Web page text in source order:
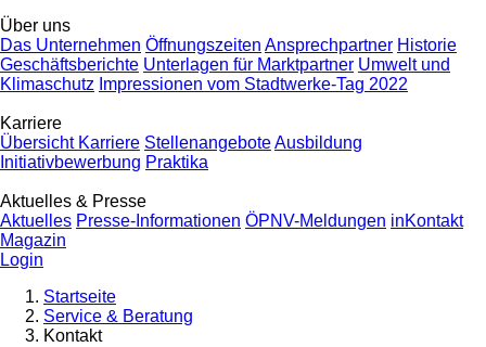
Über uns
Das Unternehmen Öffnungszeiten Ansprechpartner Historie
Geschäftsberichte Unterlagen für Marktpartner Umwelt und
Klimaschutz Impressionen vom Stadtwerke-Tag 2022
Karriere
Übersicht Karriere StellenangeboteAusbildung
Initiativbewerbung Praktika
Aktuelles & Presse
Aktuelles Presse-Informationen ÖPNV-Meldungen inKontakt
Magazin
Login
Startseite
Service & Beratung
Kontakt